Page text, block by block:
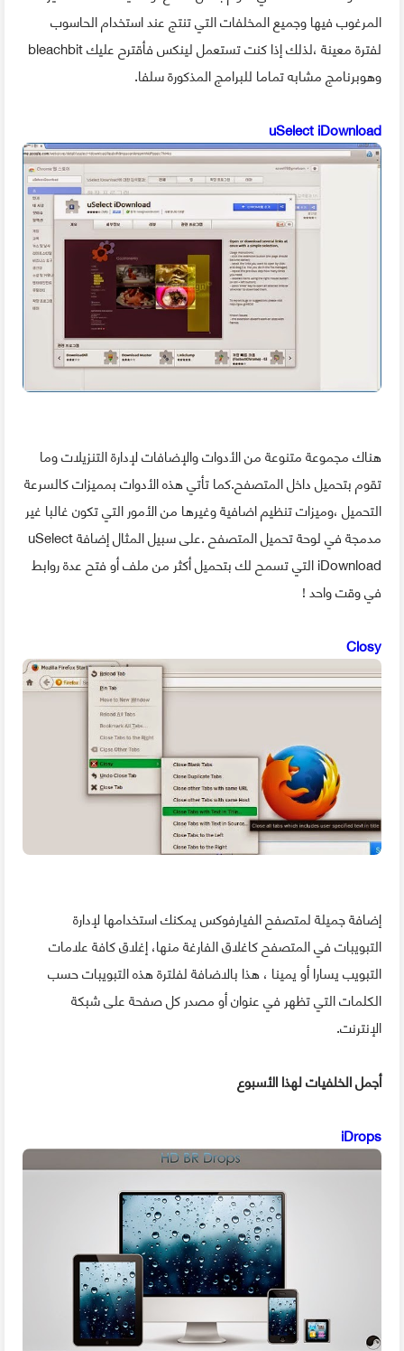
المرغوب فيها وجميع المخلفات التي تنتج عند استخدام الحاسوب
لفترة معينة ،لذلك إذا كنت تستعمل لينكس فأقترح عليك bleachbit
وهوبرنامج مشابه تماما للبرامج المذكورة سلفا.
uSelect iDownload
هناك مجموعة متنوعة من الأدوات والإضافات لإدارة التنزيلات وما
تقوم بتحميل داخل المتصفح.كما تأتي هذه الأدوات بمميزات كالسرعة
التحميل ،وميزات تنظيم اضافية وغيرها من الأمور التي تكون غالبا غير
مدمجة في لوحة تحميل المتصفح .على سبيل المثال إضافة uSelect
iDownload التي تسمح لك بتحميل أكثر من ملف أو فتح عدة روابط
في وقت واحد !
Closy
إضافة جميلة لمتصفح الفيارفوكس يمكنك استخدامها لإدارة
التبويبات في المتصفح كاغلاق الفارغة منها، إغلاق كافة علامات
التبويب يسارا أو يمينا ، هذا بالاضافة لفلترة هذه التبويبات حسب
الكلمات التي تظهر في عنوان أو مصدر كل صفحة على شبكة
الإنترنت.
أجمل الخلفيات لهذا الأسبوع
iDrops